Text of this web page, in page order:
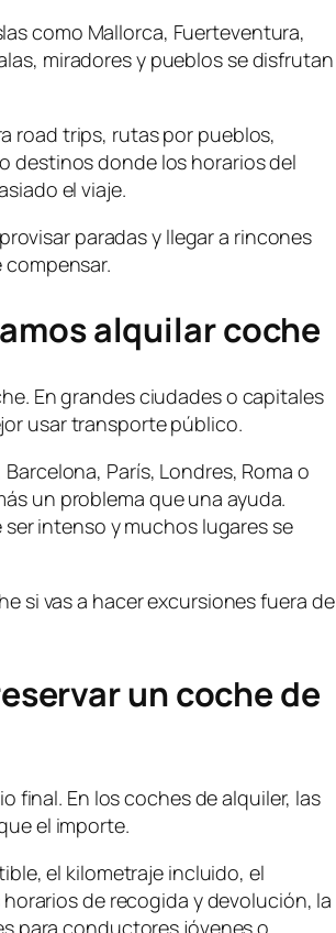
como Mallorca, Fuerteventura,
miradores y pueblos se disfrutan
road trips, rutas por pueblos,
destinos donde los horarios del
el viaje.
paradas y llegar a rincones
alquilar coche
En grandes ciudades o capitales
usar transporte público.
París, Londres, Roma o
un problema que una ayuda.
intenso y muchos lugares se
si vas a hacer excursiones fuera de
un coche de
final. En los coches de alquiler, las
el importe.
el kilometraje incluido, el
de recogida y devolución, la
para conductores jóvenes o